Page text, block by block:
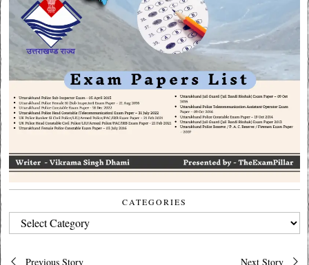
CATEGORIES
CATEGORIES
PostPrevious Story Next Story